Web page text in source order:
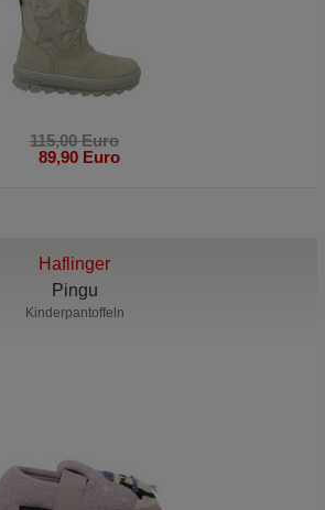
115,00 Euro
89,90 Euro
Haflinger
Pingu
Kinderpantoffeln